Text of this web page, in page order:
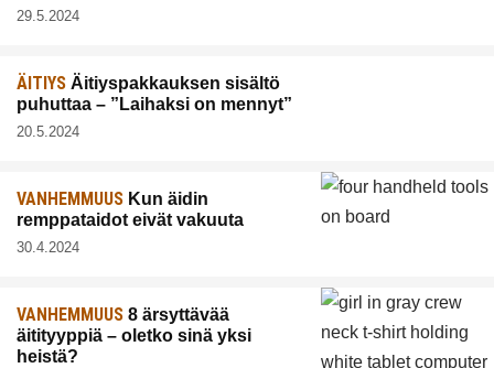
29.5.2024
ÄITIYS Äitiyspakkauksen sisältö
puhuttaa – ”Laihaksi on mennyt”
20.5.2024
VANHEMMUUS Kun äidin
remppataidot eivät vakuuta
30.4.2024
VANHEMMUUS 8 ärsyttävää
äitityyppiä – oletko sinä yksi
heistä?